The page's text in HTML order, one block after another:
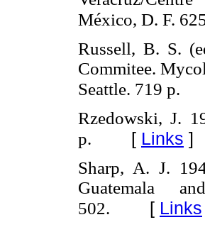
México, D. F.
Russell, B. S.
Commitee.
Seattle. 719 p.
Rzedowski, J.
p. [ Links ]
Sharp, A. J.
Guatemala
502. [ Links